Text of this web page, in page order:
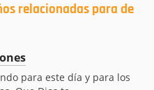
relacionadas para de
para este día y para los